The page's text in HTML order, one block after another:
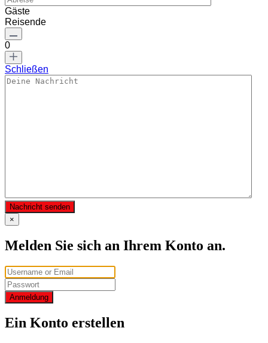
Gäste
Reisende
0
Schließen
Nachricht senden
×
Melden Sie sich an Ihrem Konto an.
Anmeldung
Ein Konto erstellen